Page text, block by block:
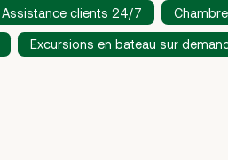
Assistance clients 24/7
Excursions en bateau sur